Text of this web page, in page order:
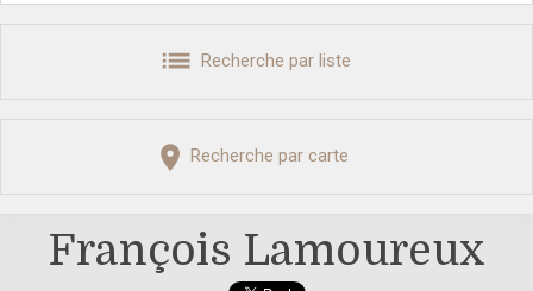
Recherche par liste
Recherche par carte
François Lamoureux